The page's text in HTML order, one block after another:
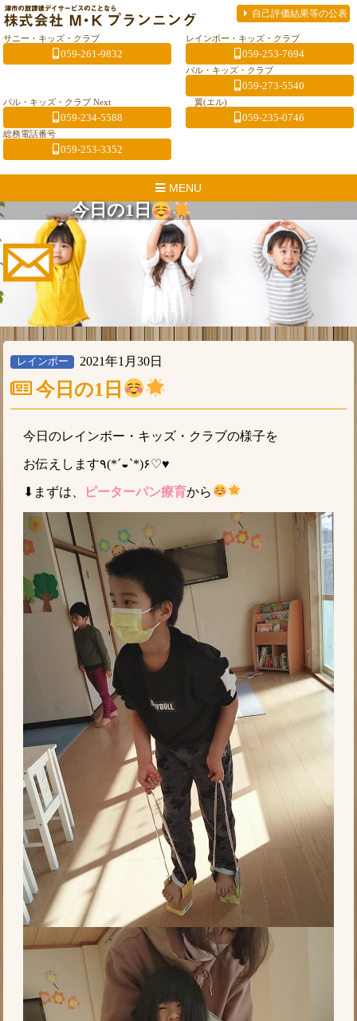
自己評価結果等の公表
サニー・キッズ・クラブ
059-261-9832
レインボー・キッズ・クラブ
059-253-7694
パル・キッズ・クラブ
059-273-5540
パル・キッズ・クラブ Next
059-234-5588
翼(エル)
059-235-0746
総務電話番号
059-253-3352
MENU
今日の1日
レインボー 2021年1月30日
今日の1日
今日のレインボー・キッズ・クラブの様子を
お伝えします٩(*´◒`*)۶♡♥
⬇まずは、 ピーターパン療育から